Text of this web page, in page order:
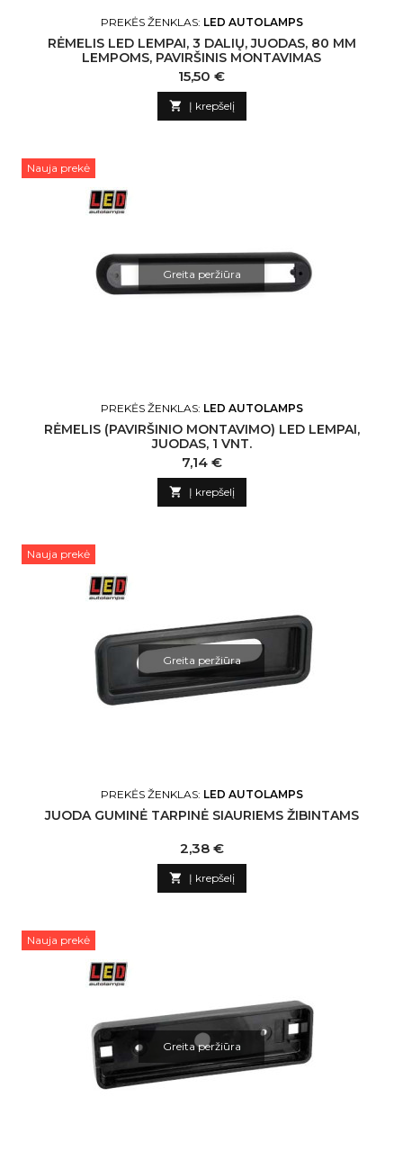
PREKĖS ŽENKLAS: LED AUTOLAMPS
RĖMELIS LED LEMPAI, 3 DALIŲ, JUODAS, 80 MM
LEMPOMS, PAVIRŠINIS MONTAVIMAS
Kaina
15,50 €
 Į krepšelį
Nauja prekė
Greita peržiūra
PREKĖS ŽENKLAS: LED AUTOLAMPS
RĖMELIS (PAVIRŠINIO MONTAVIMO) LED LEMPAI,
JUODAS, 1 VNT.
Kaina
7,14 €
 Į krepšelį
Nauja prekė
Greita peržiūra
PREKĖS ŽENKLAS: LED AUTOLAMPS
JUODA GUMINĖ TARPINĖ SIAURIEMS ŽIBINTAMS
Kaina
2,38 €
 Į krepšelį
Nauja prekė
Greita peržiūra